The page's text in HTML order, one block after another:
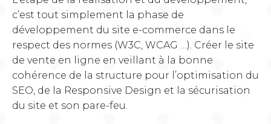
c’est tout simplement la phase de
développement du site e-commerce dans le
respect des normes (W3C, WCAG …). Créer le site
de vente en ligne en veillant à la bonne
cohérence de la structure pour l’optimisation du
SEO, de la Responsive Design et la sécurisation
du site et son pare-feu.